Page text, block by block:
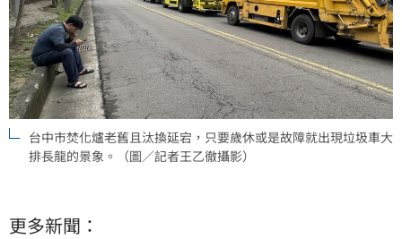
台中市焚化爐老舊且汰換延宕，只要歲休或是故障就出現垃圾車大
排長龍的景象。（圖／記者王乙徹攝影）
更多新聞：